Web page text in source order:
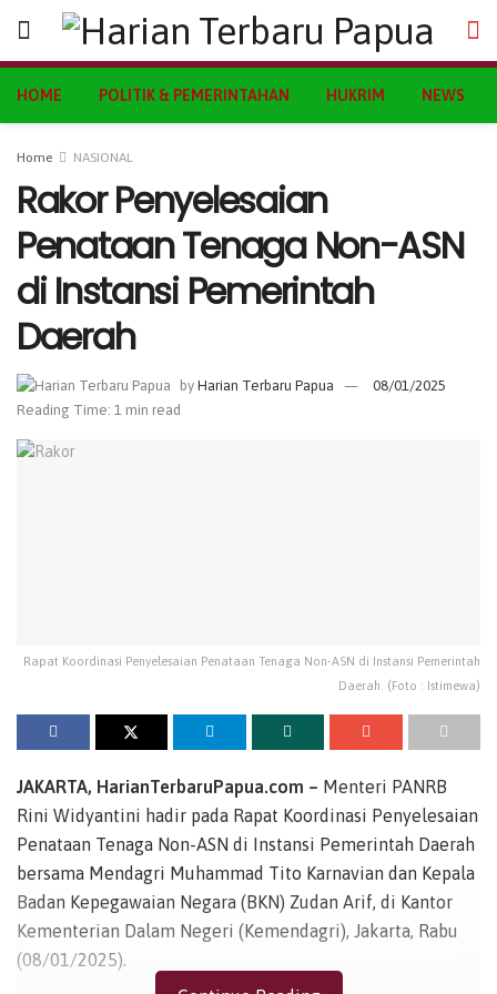
HOME POLITIK & PEMERINTAHAN HUKRIM NEWS
Home NASIONAL
Rakor Penyelesaian
Penataan Tenaga Non-ASN
di Instansi Pemerintah
Daerah
by Harian Terbaru Papua
08/01/2025
Reading Time: 1 min read
Rapat Koordinasi Penyelesaian Penataan Tenaga Non-ASN di Instansi Pemerintah
Daerah. (Foto : Istimewa)
JAKARTA, HarianTerbaruPapua.com – Menteri PANRB
Rini Widyantini hadir pada Rapat Koordinasi Penyelesaian
Penataan Tenaga Non-ASN di Instansi Pemerintah Daerah
bersama Mendagri Muhammad Tito Karnavian dan Kepala
Badan Kepegawaian Negara (BKN) Zudan Arif, di Kantor
Kementerian Dalam Negeri (Kemendagri), Jakarta, Rabu
(08/01/2025).